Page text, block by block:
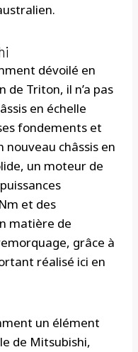
dévoilé en
Triton, il n’a pas
en échelle
fondements et
nouveau châssis en
un moteur de
et des
matière de
grâce à
réalisé ici en
un élément
de Mitsubishi,